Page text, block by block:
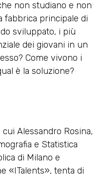
non studiano e non
fabbrica principale di
sviluppato, i più
dei giovani in un
Come vivono i
è la soluzione?
Alessandro Rosina,
e Statistica
di Milano e
«ITalents», tenta di